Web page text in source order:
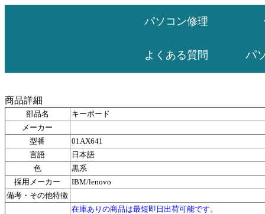
パソコン修理
よくある質問 パ
商品詳細
部品名
キーボード
メーカー
型番
01AX641
言語
日本語
色
黒系
採用メーカー
IBM/lenovo
備考・その他特徴
在庫ありの商品は最短即日出荷可能です。